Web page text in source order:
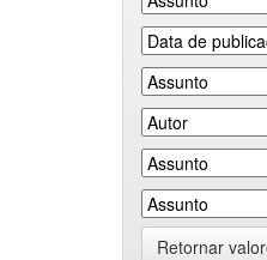
Retornar